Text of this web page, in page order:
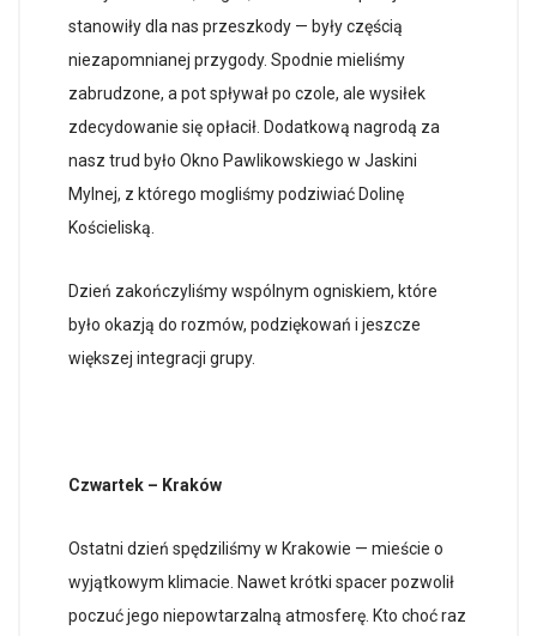
stanowiły dla nas przeszkody — były częścią
niezapomnianej przygody. Spodnie mieliśmy
zabrudzone, a pot spływał po czole, ale wysiłek
zdecydowanie się opłacił. Dodatkową nagrodą za
nasz trud było Okno Pawlikowskiego w Jaskini
Mylnej, z którego mogliśmy podziwiać Dolinę
Kościeliską.
Dzień zakończyliśmy wspólnym ogniskiem, które
było okazją do rozmów, podziękowań i jeszcze
większej integracji grupy.
Czwartek – Kraków
Ostatni dzień spędziliśmy w Krakowie — mieście o
wyjątkowym klimacie. Nawet krótki spacer pozwolił
poczuć jego niepowtarzalną atmosferę. Kto choć raz